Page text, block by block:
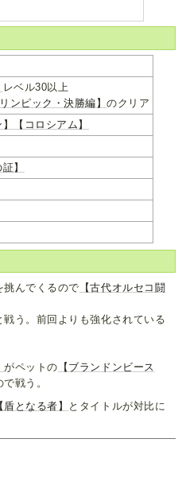
レベル30以上
リンピック・決勝編】のクリア
【コロシアム】
】
挑んでくるので 【古代オルセコ闘
戦う。前回よりも強化されている
がペットの 【ブランドンビース
戦う。
【盾となる者】
とタイトルが対比に